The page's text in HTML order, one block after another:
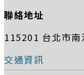
聯絡地址
115201 台北市
交通資訊